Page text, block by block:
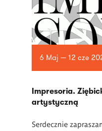
6 Maj — 12 cze
Impresoria.
artystyczną
Serdecznie